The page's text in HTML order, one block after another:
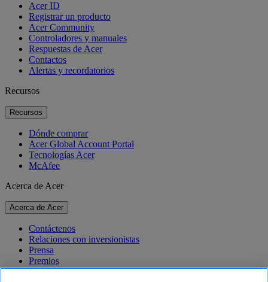
Acer ID
Registrar un producto
Acer Community
Controladores y manuales
Respuestas de Acer
Contactos
Alertas y recordatorios
Recursos
Recursos
Dónde comprar
Acer Global Account Portal
Tecnologías Acer
McAfee
Acerca de Acer
Acerca de Acer
Contáctenos
Relaciones con inversionistas
Prensa
Premios
Eventos